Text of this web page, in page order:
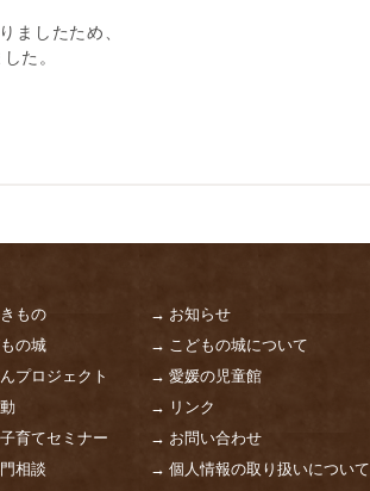
ましたため、
た。
もの
の城
プロジェクト
育てセミナー
相談
→ お知らせ
→ こどもの城について
→ 愛媛の児童館
→ リンク
→ お問い合わせ
→ 個人情報の取り扱いについて